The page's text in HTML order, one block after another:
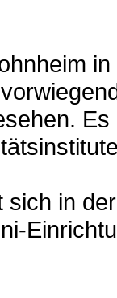
sich in